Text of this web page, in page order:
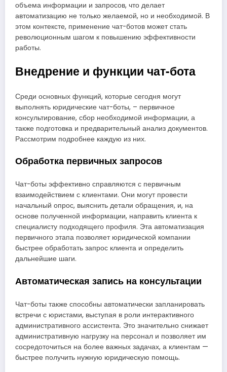
объема информации и запросов, что делает
автоматизацию не только желаемой, но и необходимой. В
этом контексте, применение чат-ботов может стать
революционным шагом к повышению эффективности
работы.
Внедрение и функции чат-бота
Среди основных функций, которые сегодня могут
выполнять юридические чат-боты, – первичное
консультирование, сбор необходимой информации, а
также подготовка и предварительный анализ документов.
Рассмотрим подробнее каждую из них.
Обработка первичных запросов
Чат-боты эффективно справляются с первичным
взаимодействием с клиентами. Они могут провести
начальный опрос, выяснить детали обращения, и, на
основе полученной информации, направить клиента к
специалисту подходящего профиля. Эта автоматизация
первичного этапа позволяет юридической компании
быстрее обработать запрос клиента и определить
дальнейшие шаги.
Автоматическая запись на консультации
Чат-боты также способны автоматически запланировать
встречи с юристами, выступая в роли интерактивного
административного ассистента. Это значительно снижает
административную нагрузку на персонал и позволяет им
сосредоточиться на более важных задачах, а клиентам —
быстрее получить нужную юридическую помощь.